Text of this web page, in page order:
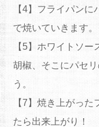
【4】フライパン
で焼いていきます。
【5】ホワイトソー
胡椒、そこにパセ
う。
【7】焼き上がっ
たら出来上がり！